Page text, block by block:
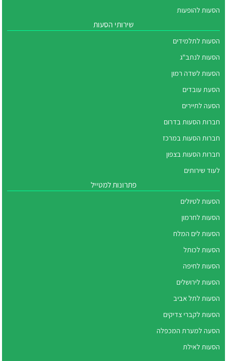
הסעות להופעות
שירותי הסעות
הסעות לתלמידים
הסעות לנתב"ג
הסעות לשדה רמון
הסעת עובדים
הסעה לתיירים
חברות הסעות בדרום
חברות הסעות במרכז
חברות הסעות בצפון
לעוד שירותים
פתרונות למטייל
הסעות לטיולים
הסעות לחרמון
הסעות לים המלח
הסעות לכותל
הסעות לחיפה
הסעות לירושלים
הסעות לתל אביב
הסעות לקברי צדיקים
הסעה למערת המכפלה
הסעות לאילת